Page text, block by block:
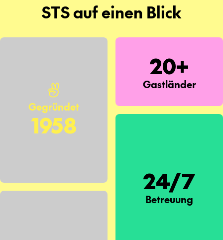
STS auf einen Blick
Gegründet
1958
20+
Gastländer
24/7
Betreuung